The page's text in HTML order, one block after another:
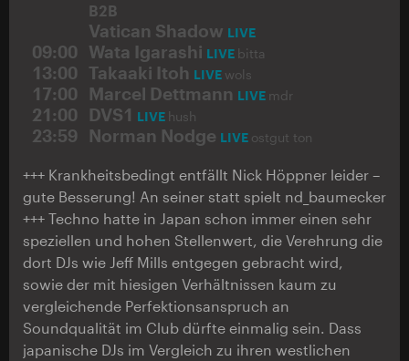
B2B
Vatican Shadow LIVE
09:00 Wata Igarashi LIVE bitta
13:00 Takaaki Itoh LIVE wols
17:00 Marcel Dettmann LIVE mdr
21:00 DVS1 LIVE hush
23:59 Norman Nodge LIVE ostgut ton
+++ Krankheitsbedingt entfällt Nick Höppner leider –
gute Besserung! An seiner statt spielt nd_baumecker
+++ Techno hatte in Japan schon immer einen sehr
speziellen und hohen Stellenwert, die Verehrung die
dort DJs wie Jeff Mills entgegen gebracht wird,
sowie der mit hiesigen Verhältnissen kaum zu
vergleichende Perfektionsanspruch an
Soundqualität im Club dürfte einmalig sein. Dass
japanische DJs im Vergleich zu ihren westlichen